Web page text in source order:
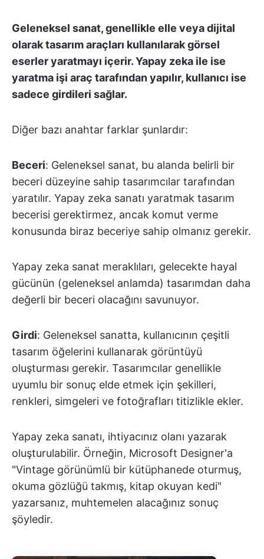
Geleneksel sanat, genellikle elle veya dijital
olarak tasarım araçları kullanılarak görsel
eserler yaratmayı içerir. Yapay zeka ile ise
yaratma işi araç tarafından yapılır, kullanıcı ise
sadece girdileri sağlar.
Diğer bazı anahtar farklar şunlardır:
Beceri: Geleneksel sanat, bu alanda belirli bir
beceri düzeyine sahip tasarımcılar tarafından
yaratılır. Yapay zeka sanatı yaratmak tasarım
becerisi gerektirmez, ancak komut verme
konusunda biraz beceriye sahip olmanız gerekir.
Yapay zeka sanat meraklıları, gelecekte hayal
gücünün (geleneksel anlamda) tasarımdan daha
değerli bir beceri olacağını savunuyor.
Girdi: Geleneksel sanatta, kullanıcının çeşitli
tasarım öğelerini kullanarak görüntüyü
oluşturması gerekir. Tasarımcılar genellikle
uyumlu bir sonuç elde etmek için şekilleri,
renkleri, simgeleri ve fotoğrafları titizlikle ekler.
Yapay zeka sanatı, ihtiyacınız olanı yazarak
oluşturulabilir. Örneğin, Microsoft Designer'a
"Vintage görünümlü bir kütüphanede oturmuş,
okuma gözlüğü takmış, kitap okuyan kedi"
yazarsanız, muhtemelen alacağınız sonuç
şöyledir.